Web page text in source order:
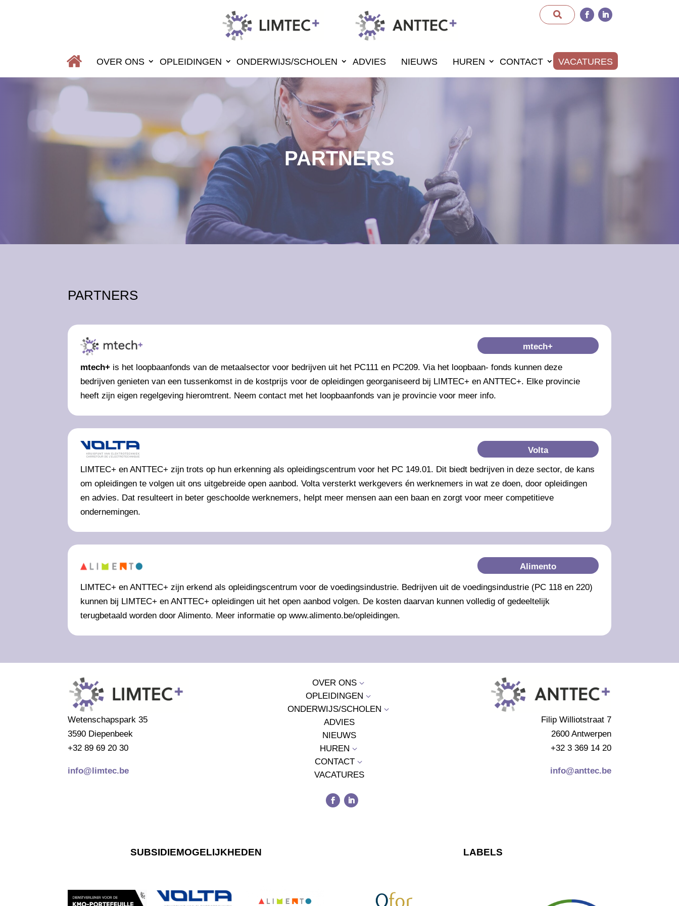
OVER ONS OPLEIDINGEN ONDERWIJS/SCHOLEN ADVIES NIEUWS HUREN CONTACT VACATURES
PARTNERS
PARTNERS
mtech+
mtech+ is het loopbaanfonds van de metaalsector voor bedrijven uit het PC111 en PC209. Via het loopbaan- fonds kunnen deze
bedrijven genieten van een tussenkomst in de kostprijs voor de opleidingen georganiseerd bij LIMTEC+ en ANTTEC+. Elke provincie
heeft zijn eigen regelgeving hieromtrent. Neem contact met het loopbaanfonds van je provincie voor meer info.
Volta
LIMTEC+ en ANTTEC+ zijn trots op hun erkenning als opleidingscentrum voor het PC 149.01. Dit biedt bedrijven in deze sector, de kans
om opleidingen te volgen uit ons uitgebreide open aanbod. Volta versterkt werkgevers én werknemers in wat ze doen, door opleidingen
en advies. Dat resulteert in beter geschoolde werknemers, helpt meer mensen aan een baan en zorgt voor meer competitieve
ondernemingen.
Alimento
LIMTEC+ en ANTTEC+ zijn erkend als opleidingscentrum voor de voedingsindustrie. Bedrijven uit de voedingsindustrie (PC 118 en 220)
kunnen bij LIMTEC+ en ANTTEC+ opleidingen uit het open aanbod volgen. De kosten daarvan kunnen volledig of gedeeltelijk
terugbetaald worden door Alimento. Meer informatie op www.alimento.be/opleidingen.
Wetenschapspark 35
3590 Diepenbeek
+32 89 69 20 30
info@limtec.be
OVER ONS 3
OPLEIDINGEN 3
ONDERWIJS/SCHOLEN 3
ADVIES
NIEUWS
HUREN 3
CONTACT3
VACATURES
Filip Williotstraat 7
2600 Antwerpen
+32 3 369 14 20
info@anttec.be
SUBSIDIEMOGELIJKHEDEN LABELS